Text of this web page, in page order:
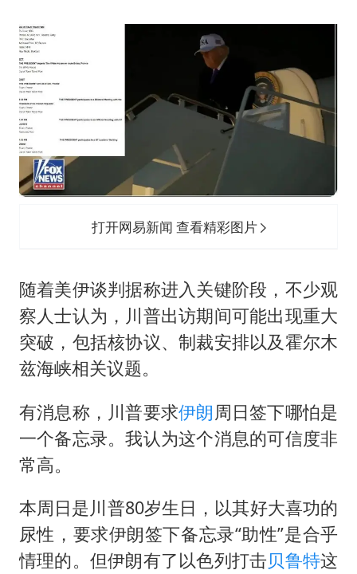
打开网易新闻 查看精彩图片
随着美伊谈判据称进入关键阶段，不少观
察人士认为，川普出访期间可能出现重大
突破，包括核协议、制裁安排以及霍尔木
兹海峡相关议题。
有消息称，川普要求伊朗周日签下哪怕是
一个备忘录。我认为这个消息的可信度非
常高。
本周日是川普80岁生日，以其好大喜功的
尿性，要求伊朗签下备忘录“助性”是合乎
情理的。但伊朗有了以色列打击贝鲁特这